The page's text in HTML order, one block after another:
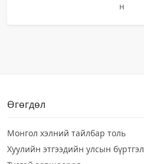
н
Өгөгдөл
Монгол хэлний тайлбар толь
Хуулийн этгээдийн улсын бүртгэл